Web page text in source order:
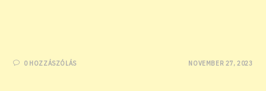
0 HOZZÁSZÓLÁS NOVEMBER 27, 2023